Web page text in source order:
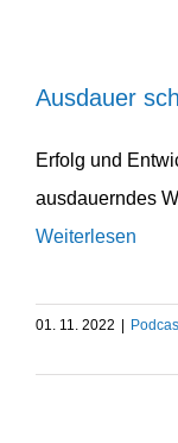
Ausdauer
Erfolg und
ausdau­erndes
Weiterlesen
01. 11. 2022